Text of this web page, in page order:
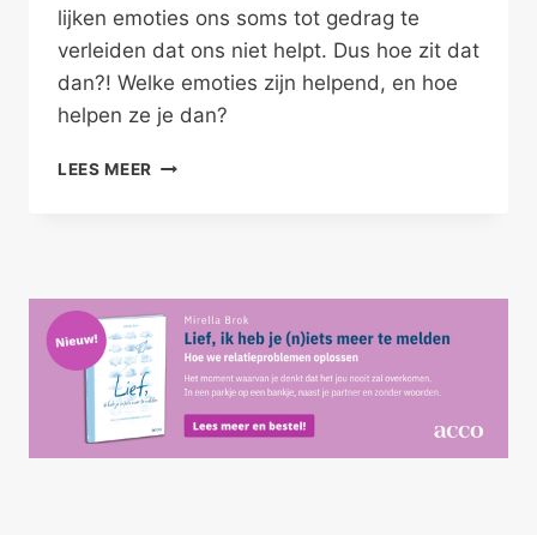
lijken emoties ons soms tot gedrag te
verleiden dat ons niet helpt. Dus hoe zit dat
dan?! Welke emoties zijn helpend, en hoe
helpen ze je dan?
LEES MEER EMOTIES